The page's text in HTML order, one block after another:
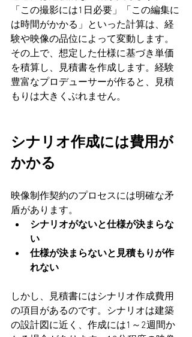
「この撮影には1日必要」「この編集に
は時間がかかる」といった計算は、経
験や映像の品位によって変動します。
その上で、想定した仕様に基づき単価
を積算し、見積書を作成します。経験
豊富なプロデューサーが作ると、見積
もりは大きくぶれません。
シナリオ作成には費用が
かかる
映像制作契約のプロセスには明確な矛
盾があります。
シナリオがないと仕様が決まらな
い
仕様が決まらないと見積もりが作
れない
しかし、見積書にはシナリオ作成費用
の項目があるのです。シナリオは建築
の設計図に近く、作成には1～2週間か